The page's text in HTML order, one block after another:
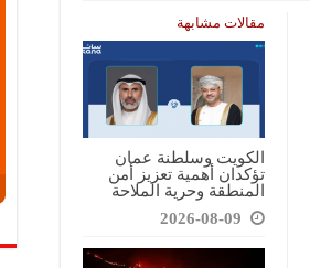
مقالات مشابهة
الكويت وسلطنة عمان
تؤكدان أهمية تعزيز أمن
المنطقة وحرية الملاحة
2026-08-09